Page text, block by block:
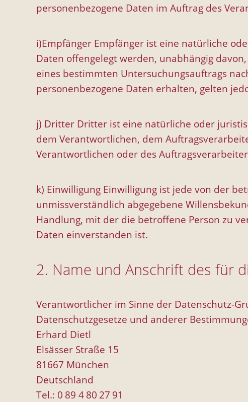
personenbezogene Daten im Auftrag des
i)Empfänger Empfänger ist eine natürliche
Daten offengelegt werden, unabhängig
eines bestimmten Untersuchungsauftrags
personenbezogene Daten erhalten, gelten
j) Dritter Dritter ist eine natürliche oder
dem Verantwortlichen, dem
Verantwortlichen oder des
k) Einwilligung Einwilligung ist jede von der
unmissverständlich abgegebene
Handlung, mit der die betroffene Person zu
Daten einverstanden ist.
2. Name und Anschrift des für
Verantwortlicher im Sinne der Datenschutz-
Datenschutzgesetze und anderer
Erhard Dietl
Elsässer Straße 15
81667 München
Deutschland
Tel.: 0 89 4 80 27 91